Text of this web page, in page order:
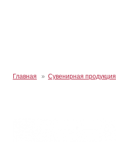
Главная » Сувенирная продукция